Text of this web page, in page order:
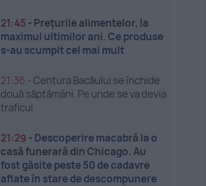
21:45 - Prețurile alimentelor, la
maximul ultimilor ani. Ce produse
s-au scumpit cel mai mult
21:36 -Centura Bacăului se închide
două săptămâni. Pe unde se va devia
traficul
21:29 - Descoperire macabră la o
casă funerară din Chicago. Au
fost găsite peste 50 de cadavre
aflate în stare de descompunere